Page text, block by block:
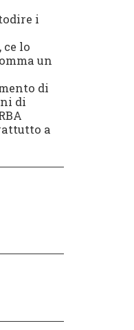
i
ce lo
un
di
di
a